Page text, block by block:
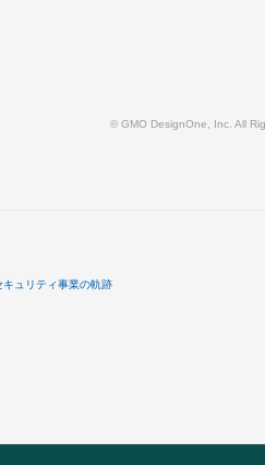
© GMO DesignOne, Inc. All
キュリティ事業の軌跡